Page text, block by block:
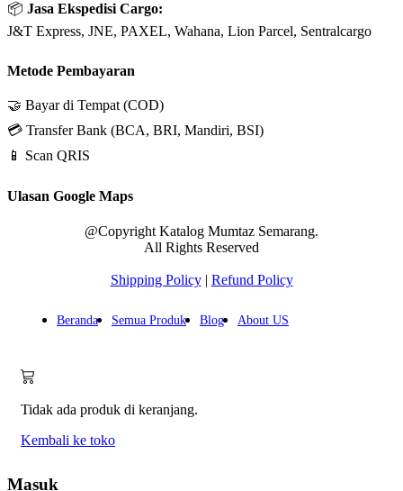
📦 Jasa Ekspedisi Cargo:
J&T Express, JNE, PAXEL, Wahana, Lion Parcel, Sentralcargo
Metode Pembayaran
🤝 Bayar di Tempat (COD)
💳 Transfer Bank (BCA, BRI, Mandiri, BSI)
📱 Scan QRIS
Ulasan Google Maps
@Copyright Katalog Mumtaz Semarang.
All Rights Reserved
Shipping Policy| Refund Policy
Beranda Semua Produk Blog About US
Tidak ada produk di keranjang.
Kembali ke toko
Masuk